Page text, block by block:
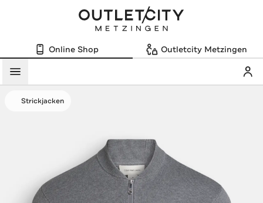
Online Shop Outletcity Metzingen
Menü
Strickjacken